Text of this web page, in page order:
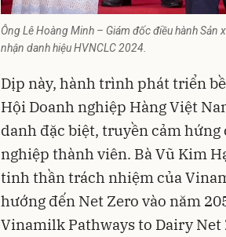
Ông Lê Hoàng Minh – Giám đốc điều hành
nhận danh hiệu HVNCLC 2024.
Dịp này, hành trình phát triển
Hội Doanh nghiệp Hàng Việt
danh đặc biệt, truyền cảm
nghiệp thành viên. Bà Vũ Kim
tinh thần trách nhiệm của
hướng đến Net Zero vào năm
Vinamilk Pathways to Dairy Net